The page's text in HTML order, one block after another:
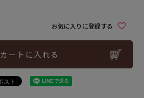
お気に入りに登録する
カートに入れる